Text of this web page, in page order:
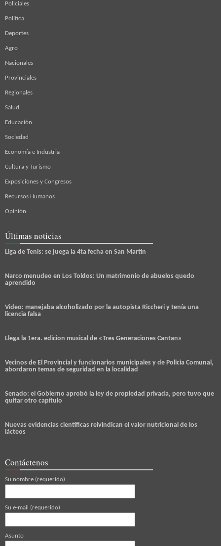
Policiales
Política
Deportes
Agro
Nacionales
Provinciales
Regionales
Salud
Educación
Sociedad
Economía e Industria
Cultura y Turismo
Exposiciones y Congresos
Recursos Humanos
Opinión
Últimas noticias
Liga de Tenis: se juega la 4ta fecha en San Martín
Narco menudeo en Los Toldos: Un matrimonio de abuelos quedo
aprendido
Video: manejaba alcoholizado por la autopista Riccheri y tenía una
licencia falsa
Llega la 1era. edicion musical de «Tres Generaciones Cantan»
Vecinos de El Provincial y funcionarios municipales y de Policia Comunal,
abordaron temas de seguridad en la localidad
Senado: el Gobierno aprobó la ley de propiedad privada, pero tuvo que
quitar otro capítulo
Nuevas evidencias científicas reivindican el valor nutricional de los
lácteos
Contáctenos
Su nombre (requerido)
Su e-mail (requerido)
Asunto